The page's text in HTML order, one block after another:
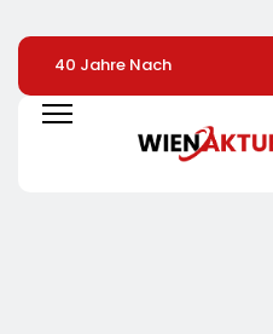
40 Jahre Nach
Chornobyl:
Greenpeace-Aktive
Protestieren Für
Im
PRO-